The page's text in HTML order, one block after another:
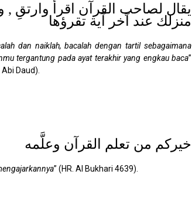
يقال لصاحب القرآن اقرأ وارتقِ ,
منزلك عند آخر آية تقرؤها
dan naiklah, bacalah dengan tartil sebagaimana
tergantung pada ayat terakhir yang engkau baca”
Daud).
خيركم من تعلم القرآن وعلَّمه
” (HR. Al Bukhari 4639).